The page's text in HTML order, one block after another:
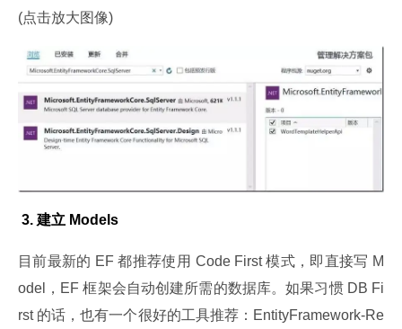
(点击放大图像)
3. 建立 Models
目前最新的 EF 都推荐使用 Code First 模式，即直接写 M
odel，EF 框架会自动创建所需的数据库。如果习惯 DB Fi
rst 的话，也有一个很好的工具推荐：EntityFramework-Re